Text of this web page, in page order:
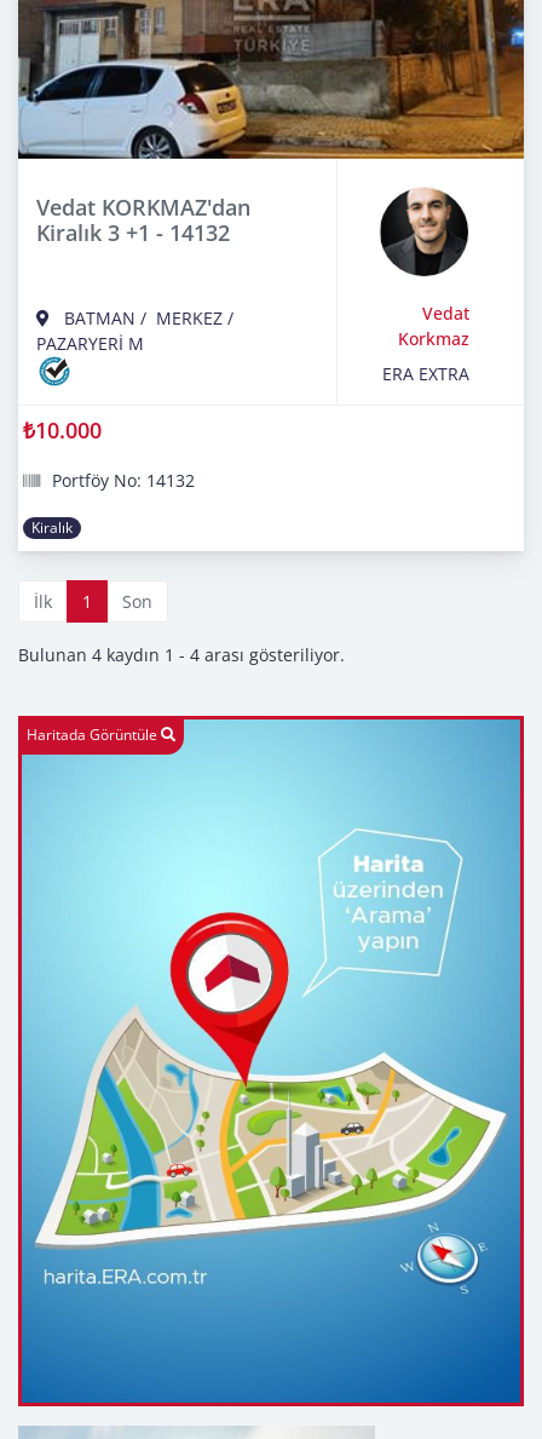
Vedat KORKMAZ'dan
Kiralık 3 +1 - 14132
BATMAN / MERKEZ /
PAZARYERİ M
Vedat
Korkmaz
ERA EXTRA
₺10.000
Portföy No: 14132
Kiralık
İlk 1 Son
Bulunan 4 kaydın 1 - 4 arası gösteriliyor.
Haritada Görüntüle